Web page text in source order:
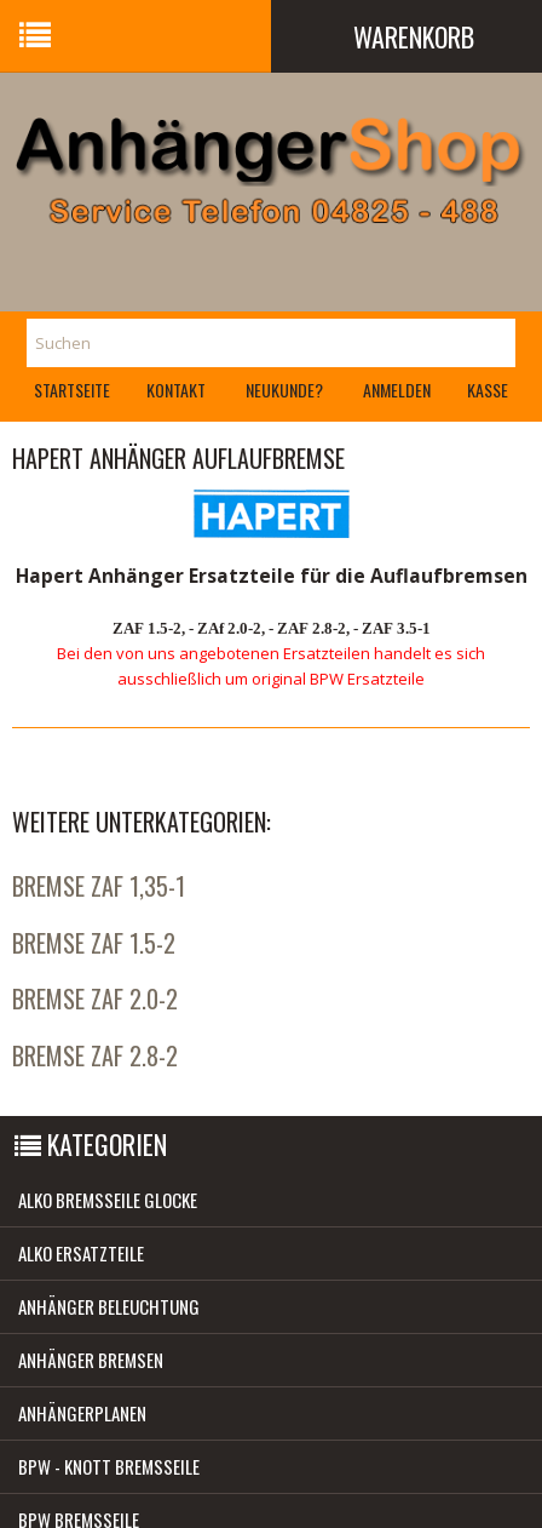
WARENKORB
STARTSEITE KONTAKT NEUKUNDE? ANMELDEN KASSE
HAPERT ANHÄNGER AUFLAUFBREMSE
Hapert Anhänger Ersatzteile für die Auflaufbremsen
ZAF 1.5-2, - ZAf 2.0-2, - ZAF 2.8-2, - ZAF 3.5-1
Bei den von uns angebotenen Ersatzteilen handelt es sich
ausschließlich um original BPW Ersatzteile
WEITERE UNTERKATEGORIEN:
BREMSE ZAF 1,35-1
BREMSE ZAF 1.5-2
BREMSE ZAF 2.0-2
BREMSE ZAF 2.8-2
KATEGORIEN
ALKO BREMSSEILE GLOCKE
ALKO ERSATZTEILE
ANHÄNGER BELEUCHTUNG
ANHÄNGER BREMSEN
ANHÄNGERPLANEN
BPW - KNOTT BREMSSEILE
BPW BREMSSEILE